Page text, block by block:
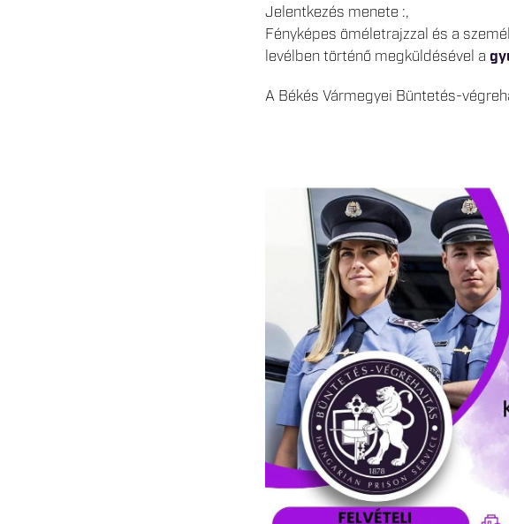
Jelentkezés menete :,
Fényképes öméletrajzzal és a
levélben történő megküldésével a
A Békés Vármegyei Büntetés-